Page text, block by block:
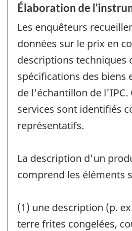
Élaboration de
Les enquêteurs
données sur le prix en
descriptions techniques
spécifications des biens
de l'échantillon de l'IPC.
services sont identifiés
représentatifs.
La description d'un
comprend les éléments
(1) une description (p.
terre frites congelées,